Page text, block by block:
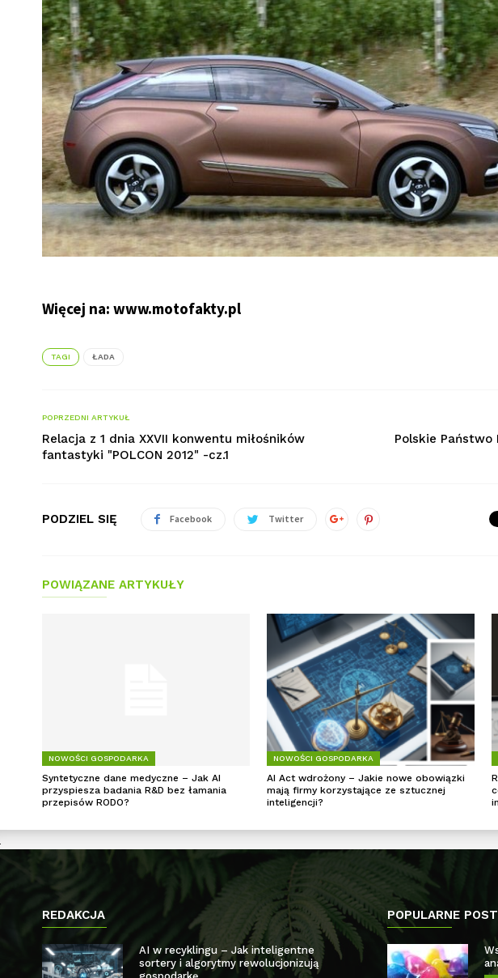
Więcej na: www.motofakty.pl
TAGI ŁADA
POPRZEDNI ARTYKUŁ
Relacja z 1 dnia XXVII konwentu miłośników
fantastyki "POLCON 2012" -cz.1
Polskie Państwo
PODZIEL SIĘ Facebook Twitter
POWIĄZANE ARTYKUŁY
NOWOŚCI GOSPODARKA
Syntetyczne dane medyczne – Jak AI
przyspiesza badania R&D bez łamania
przepisów RODO?
NOWOŚCI GOSPODARKA
AI Act wdrożony – Jakie nowe obowiązki
mają firmy korzystające ze sztucznej
inteligencji?
REDAKCJA
AI w recyklingu – Jak inteligentne
sortery i algorytmy rewolucjonizują
POPULARNE